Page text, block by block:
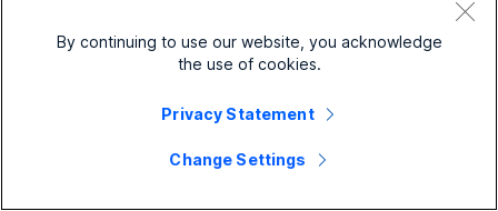
Poboljšanje usklađenosti: Native Call
Native snimci poziva i transkripti su sada integrisani u
eDiscoveri Search and Extraction kontrolnu tablu. Ovo
By continuing to use our website, you acknowledge
the use of cookies.
Privacy Statement
Change Settings